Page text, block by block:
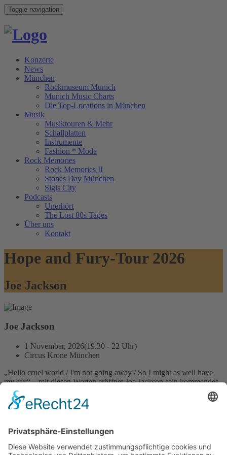
Toggle navigation
Konzerte
News
München
Rockmuseum Munich
Munich Music Charts
Die Top-Locations in München
Musik
Musiktouren & Mehr
Schallplatten
Instrumente
Fashion * Mode
Rock Memories
Rock Memories II
Stones Day München
Sigis City
Podcasts
Unerhört
The Lost 80s Tapes
Über uns
Kontakt
Hope and Fury-Tour 2026
Joe Jackson
Joe Jackson
1 November, 2026(19.30 - 22 Uhr)
Circus Krone München
„Hello cruel world / I'm not going away / So I might as well have
my say“ – mit diesen Worten eröffnet Joe Jackson sein kommendes
Album „Hope and Fury“ und zeigt, dass er nach wie vor voller
Energie und Kreativität steckt. Wie schon bei seinen früheren
Werken sprüht auch „Hope and Fury“ über vor starken Songs,
Keyboardspiel, die so kraftvoll sind wie eh und je, wenn nicht sogar
stärker. Passend zum Titel (eine ironische Anspielung auf „Land of
Hope and Glory“) zeigt sich hier ein sehr englischer Joe Jackson,